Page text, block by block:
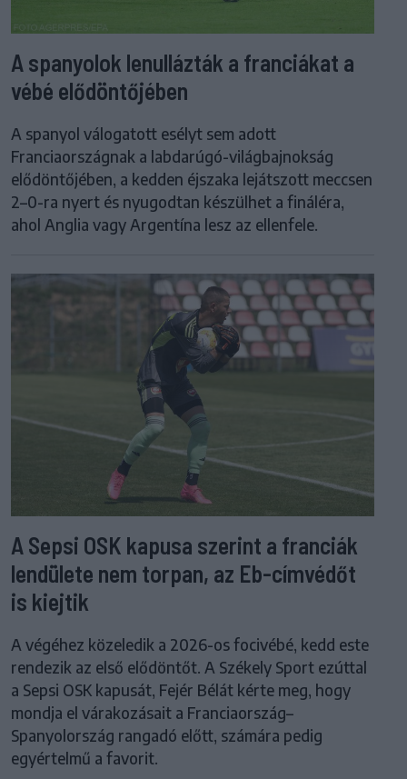
A spanyolok lenullázták a franciákat a
vébé elődöntőjében
A spanyol válogatott esélyt sem adott
Franciaországnak a labdarúgó-világbajnokság
elődöntőjében, a kedden éjszaka lejátszott meccsen
2–0-ra nyert és nyugodtan készülhet a fináléra,
ahol Anglia vagy Argentína lesz az ellenfele.
A Sepsi OSK kapusa szerint a franciák
lendülete nem torpan, az Eb-címvédőt
is kiejtik
A végéhez közeledik a 2026-os focivébé, kedd este
rendezik az első elődöntőt. A Székely Sport ezúttal
a Sepsi OSK kapusát, Fejér Bélát kérte meg, hogy
mondja el várakozásait a Franciaország–
Spanyolország rangadó előtt, számára pedig
egyértelmű a favorit.